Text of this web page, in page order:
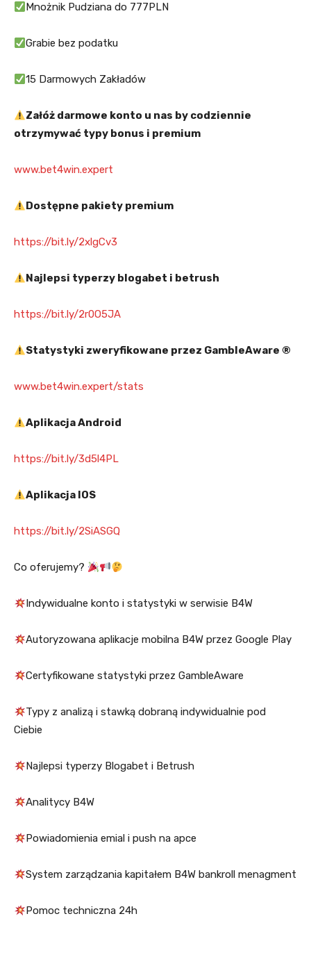
Mnożnik Pudziana do 777PLN
Grabie bez podatku
15 Darmowych Zakładów
Załóż darmowe konto u nas by codziennie
otrzymywać typy bonus i premium
www.bet4win.expert
Dostępne pakiety premium
https://bit.ly/2xlgCv3
Najlepsi typerzy blogabet i betrush
https://bit.ly/2r0O5JA
Statystyki zweryfikowane przez GambleAware ®
www.bet4win.expert/stats
Aplikacja Android
https://bit.ly/3d5l4PL
Aplikacja IOS
https://bit.ly/2SiASGQ
Co oferujemy?
Indywidualne konto i statystyki w serwisie B4W
Autoryzowana aplikacje mobilna B4W przez Google Play
Certyfikowane statystyki przez GambleAware
Typy z analizą i stawką dobraną indywidualnie pod
Ciebie
Najlepsi typerzy Blogabet i Betrush
Analitycy B4W
Powiadomienia emial i push na apce
System zarządzania kapitałem B4W bankroll menagment
Pomoc techniczna 24h